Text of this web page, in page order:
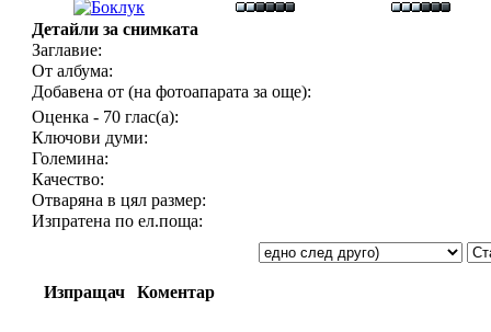
Детайли за снимката
Заглавие:
От албума:
Добавена от (на фотоапарата за още):
Оценка - 70 глас(а):
Ключови думи:
Големина:
Качество:
Отваряна в цял размер:
Изпратена по ел.поща:
Изпращач Коментар